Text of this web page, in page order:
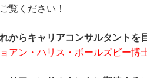
覧ください！
れからキャリアコンサルタントを
アン・ハリス・ボールズビー博